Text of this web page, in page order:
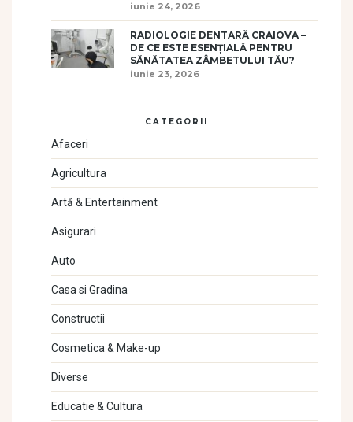
iunie 24, 2026
RADIOLOGIE DENTARĂ CRAIOVA –
DE CE ESTE ESENȚIALĂ PENTRU
SĂNĂTATEA ZÂMBETULUI TĂU?
iunie 23, 2026
CATEGORII
Afaceri
Agricultura
Artă & Entertainment
Asigurari
Auto
Casa si Gradina
Constructii
Cosmetica & Make-up
Diverse
Educatie & Cultura